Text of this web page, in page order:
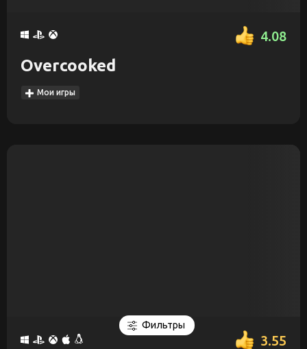
4.08
Overcooked
Мои игры
3.55
Фильтры